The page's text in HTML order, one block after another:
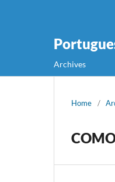
Archives
Home /